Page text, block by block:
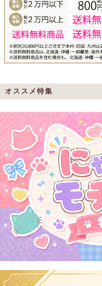
オススメ特集